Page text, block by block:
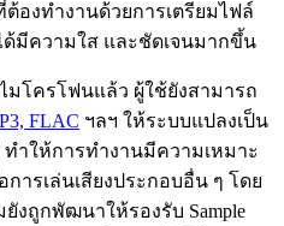
องทำงานด้วยการเตรียมไฟล์
ด้มีความใส และชัดเจนมากขึ้น
โครโฟนแล้ว ผู้ใช้ยังสามารถ
FLAC ฯลฯ ให้ระบบแปลงเป็น
ำให้การทำงานมีความเหมาะ
ารเล่นเสียงประกอบอื่น ๆ โดย
งถูกพัฒนาให้รองรับ Sample